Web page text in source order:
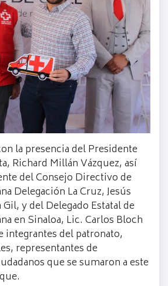
la presencia del Presidente
Richard Millán Vázquez, así
del Consejo Directivo de
Delegación La Cruz, Jesús
y del Delegado Estatal de
en Sinaloa, Lic. Carlos Bloch
integrantes del patronato,
representantes de
que se sumaron a este